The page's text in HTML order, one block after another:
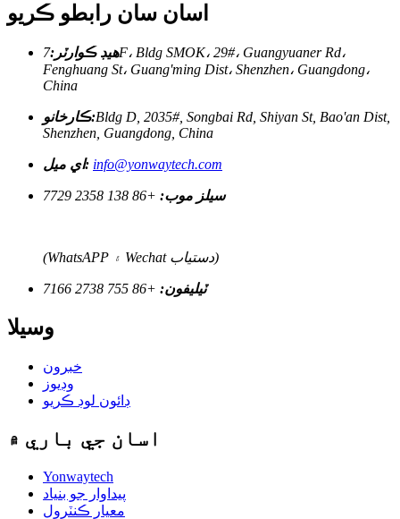
اسان سان رابطو ڪريو
هيڊ ڪوارٽر:7F، Bldg SMOK، 29#، Guangyuaner Rd،
Fenghuang St، Guang'ming Dist، Shenzhen، Guangdong،
China
ڪارخانو:Bldg D, 2035#, Songbai Rd, Shiyan St, Bao'an Dist,
Shenzhen, Guangdong, China
اي ميل: info@yonwaytech.com
سيلز موب: +86 138 2358 7729
(WhatsAPP ۽ Wechat دستياب)
ٽيليفون: +86 755 2738 7166
وسيلا
خبرون
وڊيوز
ڊائون لوڊ ڪريو
اسان جي باري ۾
Yonwaytech
پيداوار جو بنياد
معيار ڪنٽرول